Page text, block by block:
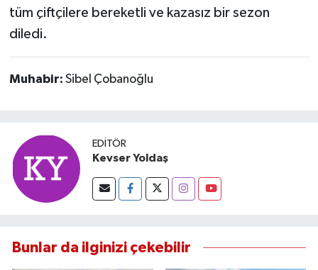
tüm çiftçilere bereketli ve kazasız bir sezon
diledi.
Muhabir: Sibel Çobanoğlu
EDITÖR
Kevser Yoldaş
Bunlar da ilginizi çekebilir